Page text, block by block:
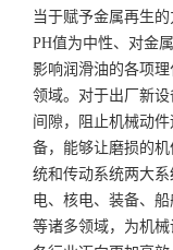
当于赋予金属再生
PH值为中性、对金
影响润滑油的各项
领域。对于出厂新
间隙，阻止机械动
备，能够让磨损的
统和传动系统两大
电、核电、装备、
等诸多领域，为机